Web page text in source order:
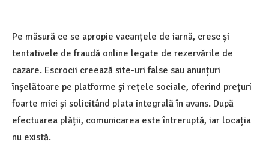
Pe măsură ce se apropie vacanțele de iarnă, cresc și
tentativele de fraudă online legate de rezervările de
cazare. Escrocii creează site-uri false sau anunțuri
înșelătoare pe platforme și rețele sociale, oferind prețuri
foarte mici și solicitând plata integrală în avans. După
efectuarea plății, comunicarea este întreruptă, iar locația
nu există.